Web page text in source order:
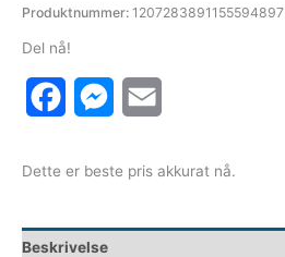
Produktnummer: 1207283891155594897
Del nå!
FacebookMessenger
Dette er beste pris akkurat nå.
Beskrivelse